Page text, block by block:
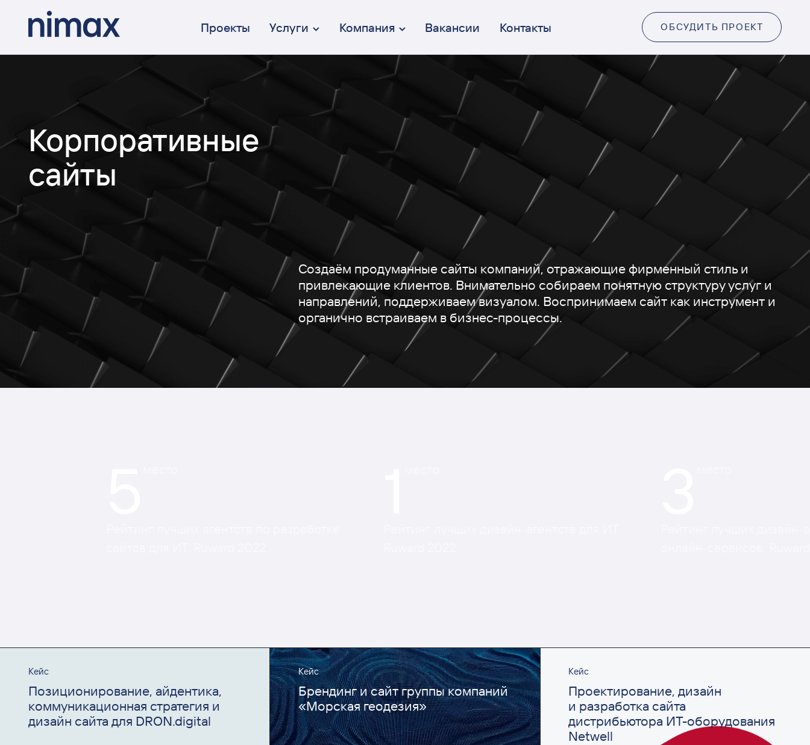
Проекты Услуги
Брендинг
От идеи до коммуникации
Дизайн интерфейсов (UX/UI)
Осмысленный и эстетичный
Веб-разработка
Перформанс-маркетинг
Вдумчивый и эффективный
Коммуникация
От СММ до креативных кампаний
Компания Вакансии Контакты ОБСУДИТЬ ПРОЕКТ
Корпоративные
сайты
Создаём продуманные сайты компаний, отражающие фирменный стиль и
привлекающие клиентов. Внимательно собираем понятную структуру услуг и
направлений, поддерживаем визуалом. Воспринимаем сайт как инструмент и
органично встраиваем в бизнес-процессы.
Кейс
Позиционирование, айдентика,
коммуникационная стратегия и
дизайн сайта для DRON.digital
Кейс
Брендинг и сайт группы компаний
«Морская геодезия»
Кейс
Проектирование, дизайн
и разработка сайта
дистрибьютора ИТ-оборудования
Netwell